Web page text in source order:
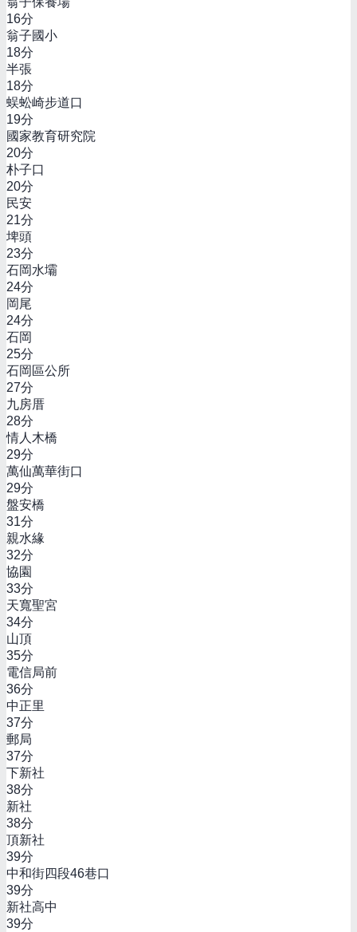
16分
翁子國小
18分
半張
18分
蜈蚣崎步道口
19分
國家教育研究院
20分
朴子口
20分
民安
21分
埤頭
23分
石岡水壩
24分
岡尾
24分
石岡
25分
石岡區公所
27分
九房厝
28分
情人木橋
29分
萬仙萬華街口
29分
盤安橋
31分
親水緣
32分
協園
33分
天寬聖宮
34分
山頂
35分
電信局前
36分
中正里
37分
郵局
37分
下新社
38分
新社
38分
頂新社
39分
中和街四段46巷口
39分
新社高中
39分